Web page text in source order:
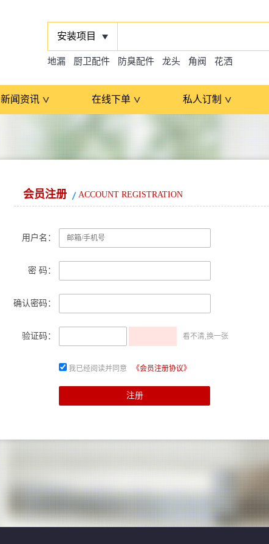
安装项目
地漏 厨卫配件 防臭配件 龙头 角阀 花洒
新闻资讯 在线下单 私人订制
ACCOUNT REGISTRATION
会员注册
用户名：
密 码：
确认密码：
验证码： 看不清,换一张
我已经阅读并同意 《会员注册协议》